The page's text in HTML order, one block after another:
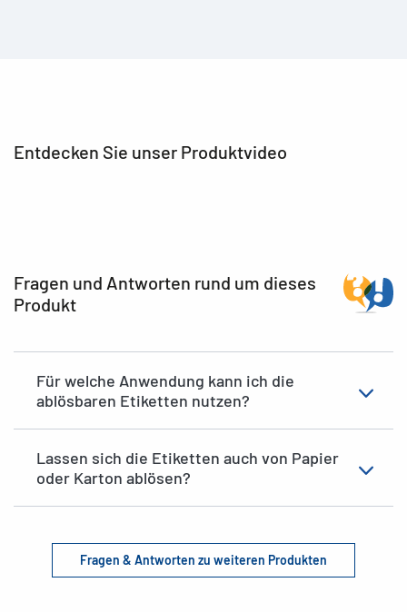
Entdecken Sie unser Produktvideo
Fragen und Antworten rund um dieses
Produkt
Für welche Anwendung kann ich die
ablösbaren Etiketten nutzen?
Lassen sich die Etiketten auch von Papier
oder Karton ablösen?
Fragen & Antworten zu weiteren Produkten